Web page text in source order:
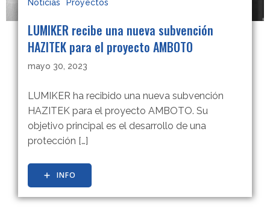
Noticias Proyectos
LUMIKER recibe una nueva subvención
HAZITEK para el proyecto AMBOTO
mayo 30, 2023
LUMIKER ha recibido una nueva subvención
HAZITEK para el proyecto AMBOTO. Su
objetivo principal es el desarrollo de una
protección […]
INFO